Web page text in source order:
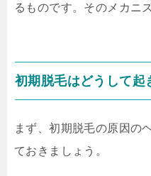
るものです。そのメカニ
初期脱毛はどうして起
まず、初期脱毛の原因の
ておきましょう。